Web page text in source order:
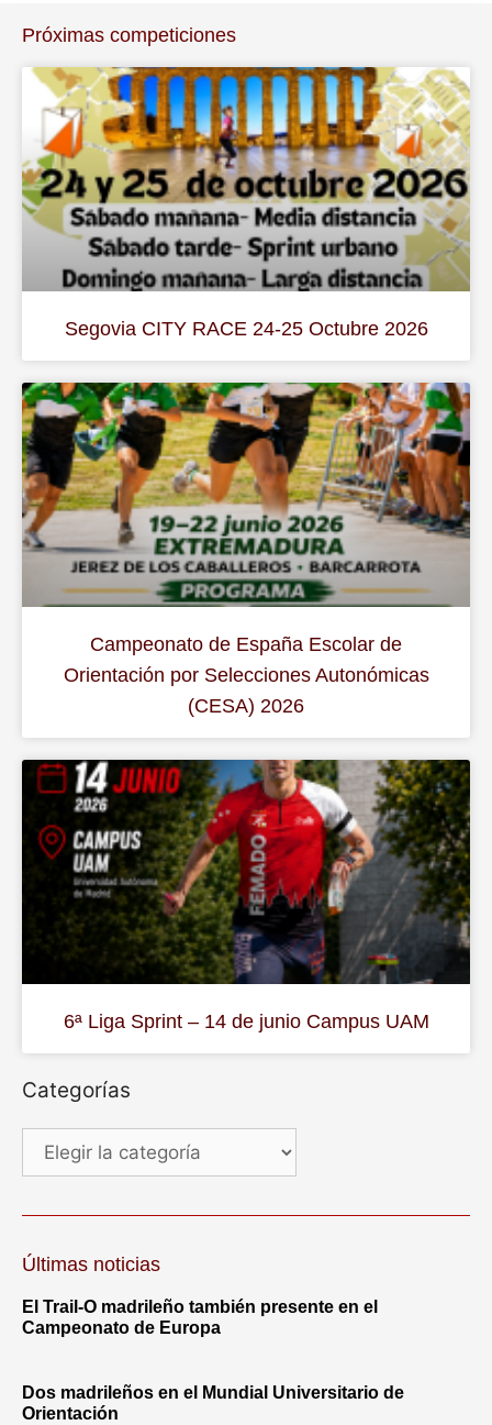
Próximas competiciones
Segovia CITY RACE 24-25 Octubre 2026
Campeonato de España Escolar de
Orientación por Selecciones Autonómicas
(CESA) 2026
6ª Liga Sprint – 14 de junio Campus UAM
Categorías
Últimas noticias
El Trail-O madrileño también presente en el
Campeonato de Europa
Dos madrileños en el Mundial Universitario de
Orientación